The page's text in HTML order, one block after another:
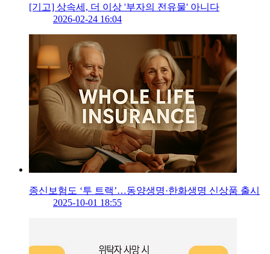
[기고] 상속세, 더 이상 '부자의 전유물' 아니다
2026-02-24 16:04
종신보험도 ‘투 트랙’…동양생명·한화생명 신상품 출시
2025-10-01 18:55